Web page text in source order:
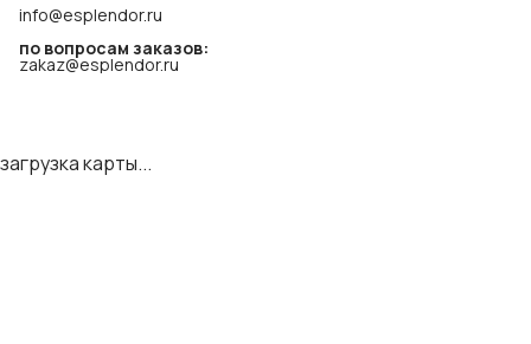
info@esplendor.ru
по вопросам заказов:
zakaz@esplendor.ru
загрузка карты...